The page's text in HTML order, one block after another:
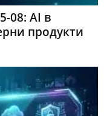
08: AI в
продукти